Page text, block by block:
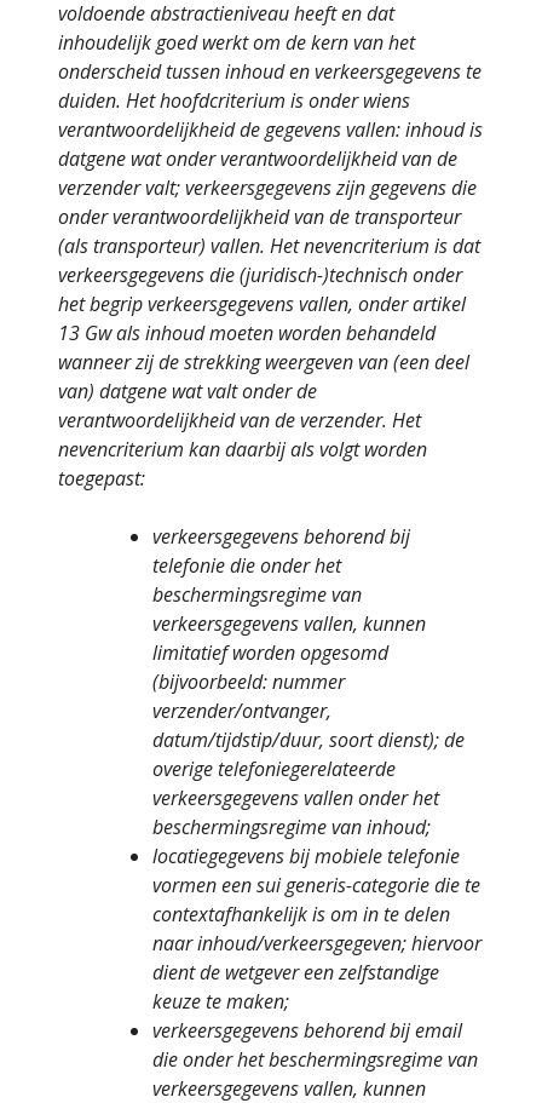
voldoende abstractieniveau heeft en dat
inhoudelijk goed werkt om de kern van het
onderscheid tussen inhoud en verkeersgegevens te
duiden. Het hoofdcriterium is onder wiens
verantwoordelijkheid de gegevens vallen: inhoud is
datgene wat onder verantwoordelijkheid van de
verzender valt; verkeersgegevens zijn gegevens die
onder verantwoordelijkheid van de transporteur
(als transporteur) vallen. Het nevencriterium is dat
verkeersgegevens die (juridisch-)technisch onder
het begrip verkeersgegevens vallen, onder artikel
13 Gw als inhoud moeten worden behandeld
wanneer zij de strekking weergeven van (een deel
van) datgene wat valt onder de
verantwoordelijkheid van de verzender. Het
nevencriterium kan daarbij als volgt worden
toegepast:
verkeersgegevens behorend bij
telefonie die onder het
beschermingsregime van
verkeersgegevens vallen, kunnen
limitatief worden opgesomd
(bijvoorbeeld: nummer
verzender/ontvanger,
datum/tijdstip/duur, soort dienst); de
overige telefoniegerelateerde
verkeersgegevens vallen onder het
beschermingsregime van inhoud;
locatiegegevens bij mobiele telefonie
vormen een sui generis-categorie die te
contextafhankelijk is om in te delen
naar inhoud/verkeersgegeven; hiervoor
dient de wetgever een zelfstandige
keuze te maken;
verkeersgegevens behorend bij email
die onder het beschermingsregime van
verkeersgegevens vallen, kunnen